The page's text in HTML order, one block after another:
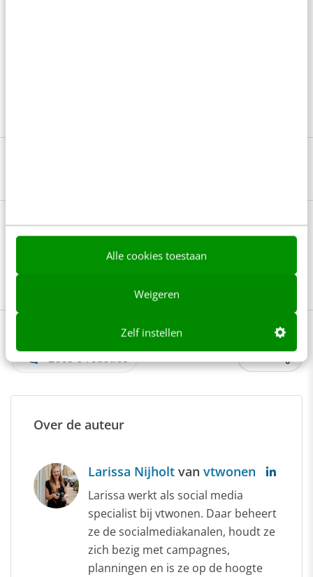
Alle cookies toestaan
Weigeren
Zelf instellen
Bekijk deze topics of volg ze via een
Lees 3 reacties
Over de auteur
Larissa Nijholt van vtwonen
Larissa werkt als social media
specialist bij vtwonen. Daar beheert
ze de socialmediakanalen, houdt ze
zich bezig met campagnes,
planningen en is ze op de hoogte